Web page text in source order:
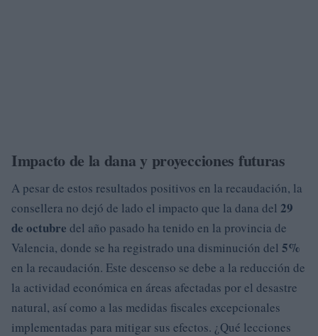
Impacto de la dana y proyecciones futuras
A pesar de estos resultados positivos en la recaudación, la
consellera no dejó de lado el impacto que la dana del 29
de octubre del año pasado ha tenido en la provincia de
Valencia, donde se ha registrado una disminución del 5%
en la recaudación. Este descenso se debe a la reducción de
la actividad económica en áreas afectadas por el desastre
natural, así como a las medidas fiscales excepcionales
implementadas para mitigar sus efectos. ¿Qué lecciones